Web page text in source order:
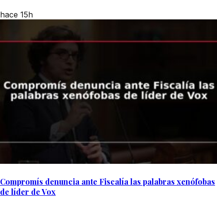
hace 15h
Compromís denuncia ante Fiscalía las palabras xenófobas
de líder de Vox